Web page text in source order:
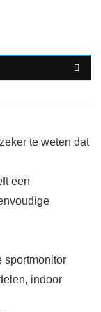
te weten dat
een
sportmonitor
indoor